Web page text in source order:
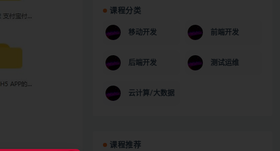
课程分类
移动开发 前端开发
后端开发 测试运维
云计算/大数据
课程推荐